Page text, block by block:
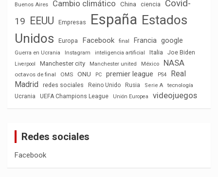
Buenos Aires
Cambio climático China ciencia
Covid-
19 EEUU Empresas España Estados
Unidos
Europa Facebook final Francia google
Guerra en Ucrania Instagram inteligencia artificial Italia Joe Biden
Liverpool Manchester city Manchester united México NASA
octavos de final OMS ONU PC premier league PS4
Real
Madrid
redes sociales Reino Unido Rusia Serie A
tecnología
Ucrania
UEFA Champions League Unión Europea videojuegos
Redes sociales
Facebook